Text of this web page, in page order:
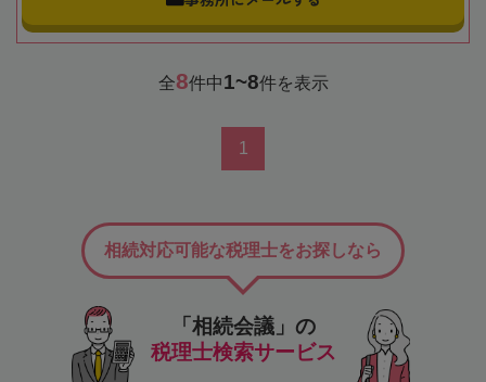
全8件中1~8件を表示
1
「相続会議」の
税理士検索サービス
相続対応可能な税理士をお探しなら